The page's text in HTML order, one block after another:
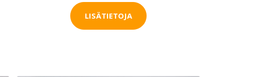
LISÄTIETOJA